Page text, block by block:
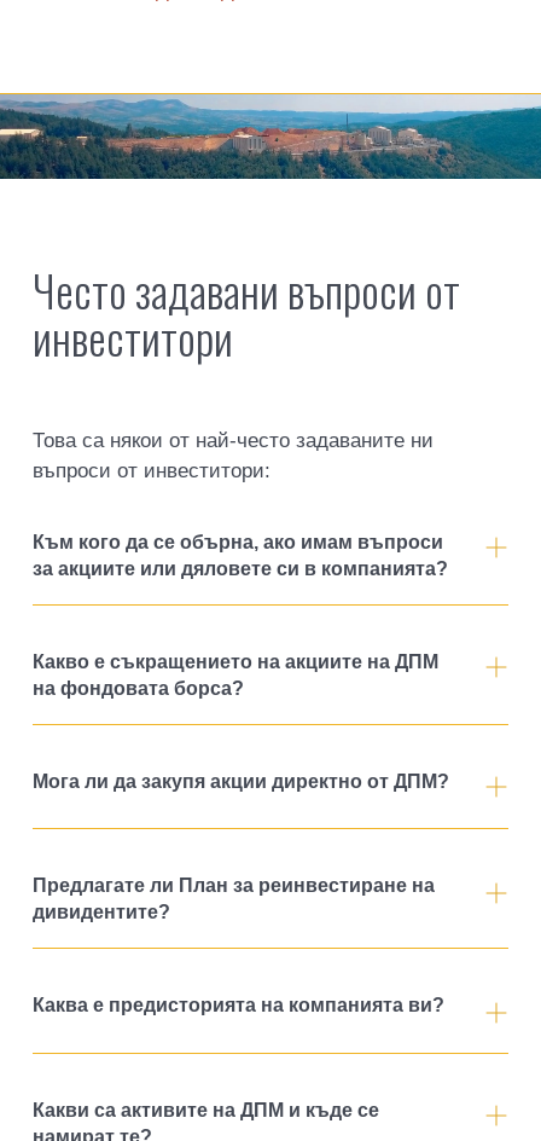
Често задавани въпроси от
инвеститори
Това са някои от най-често задаваните ни
въпроси от инвеститори:
Към кого да се обърна, ако имам въпроси
за акциите или дяловете си в компанията?
Какво е съкращението на акциите на ДПМ
на фондовата борса?
Мога ли да закупя акции директно от ДПМ?
Предлагате ли План за реинвестиране на
дивидентите?
Каква е предисторията на компанията ви?
Какви са активите на ДПМ и къде се
намират те?